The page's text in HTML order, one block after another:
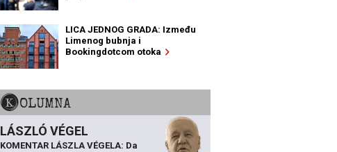
LICA JEDNOG GRADA: Između
Limenog bubnja i
Bookingdotcom otoka
KOLUMNA
LÁSZLÓ VÉGEL
KOMENTAR LÁSZLA VÉGELA: Da